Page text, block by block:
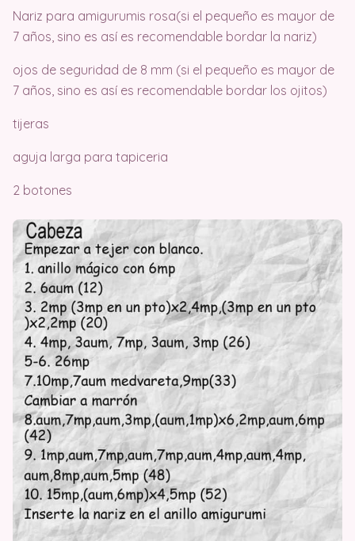
Nariz para amigurumis rosa(si el pequeño es mayor de
7 años, sino es así es recomendable bordar la nariz)
ojos de seguridad de 8 mm (si el pequeño es mayor de
7 años, sino es así es recomendable bordar los ojitos)
tijeras
aguja larga para tapiceria
2 botones